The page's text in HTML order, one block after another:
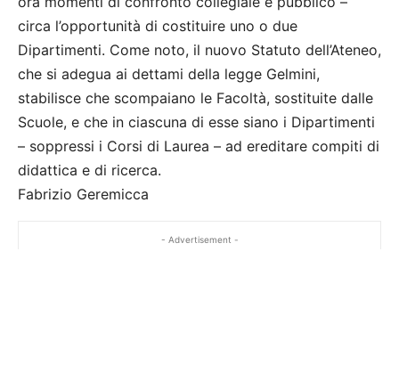
circa l’opportunità di costituire uno o due
Dipartimenti. Come noto, il nuovo Statuto dell’Ateneo,
che si adegua ai dettami della legge Gelmini,
stabilisce che scompaiano le Facoltà, sostituite dalle
Scuole, e che in ciascuna di esse siano i Dipartimenti
– soppressi i Corsi di Laurea – ad ereditare compiti di
didattica e di ricerca.
Fabrizio Geremicca
- Advertisement -